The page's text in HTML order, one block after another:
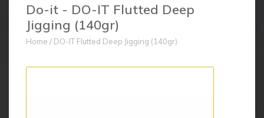
Do-it - DO-IT Flutted Deep
Jigging (140gr)
Home / DO-IT Flutted Deep Jigging (140gr)